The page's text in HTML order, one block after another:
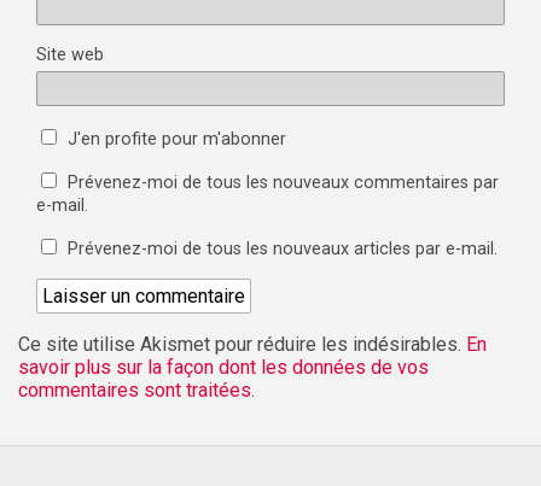
Site web
J'en profite pour m'abonner
Prévenez-moi de tous les nouveaux commentaires par
e-mail.
Prévenez-moi de tous les nouveaux articles par e-mail.
Ce site utilise Akismet pour réduire les indésirables. En
savoir plus sur la façon dont les données de vos
commentaires sont traitées.